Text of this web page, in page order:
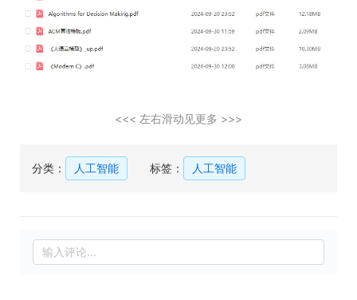
<<< 左右滑动见更多 >>>
分类： 人工智能 标签： 人工智能